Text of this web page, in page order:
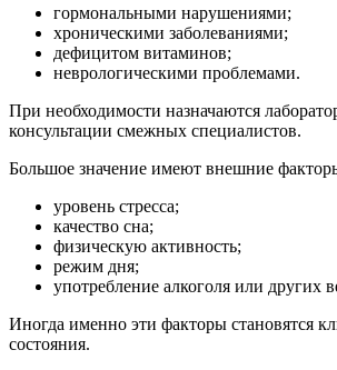
гормональными нарушениями;
хроническими заболеваниями;
дефицитом витаминов;
неврологическими проблемами.
При необходимости назначаются
консультации смежных специалистов.
Большое значение имеют внешние
уровень стресса;
качество сна;
физическую активность;
режим дня;
употребление алкоголя или других
Иногда именно эти факторы становятся
состояния.